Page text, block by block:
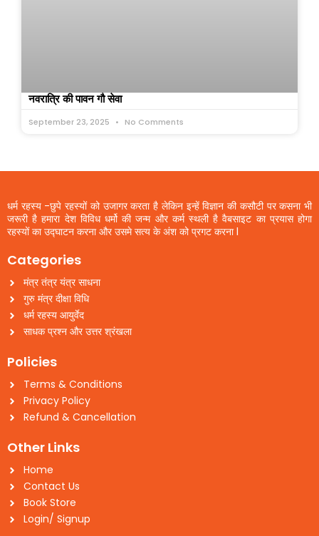
नवरात्रि की पावन गौ सेवा
September 23, 2025 No Comments
धर्म रहस्य -छुपे रहस्यों को उजागर करता है लेकिन इन्हें विज्ञान की कसौटी पर कसना भी
जरूरी है हमारा देश विविध धर्मो की जन्म और कर्म स्थली है वैबसाइट का प्रयास होगा
रहस्यों का उद्घाटन करना और उसमे सत्य के अंश को प्रगट करना l
Categories
मंत्र तंत्र यंत्र साधना
गुरु मंत्र दीक्षा विधि
धर्म रहस्य आयुर्वेद
साधक प्रश्न और उत्तर श्रंखला
Policies
Terms & Conditions
Privacy Policy
Refund & Cancellation
Other Links
Home
Contact Us
Book Store
Login/ Signup